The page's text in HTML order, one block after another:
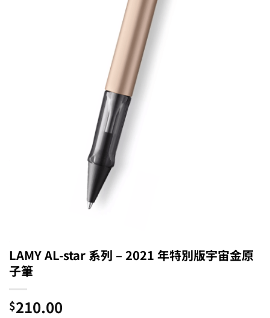
LAMY AL-star 系列 – 2021 年特別版宇宙金原
子筆
$210.00